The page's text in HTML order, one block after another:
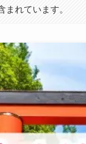
れています。